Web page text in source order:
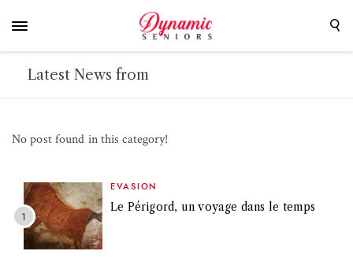
Latest News from
No post found in this category!
EVASION
Le Périgord, un voyage dans le temps